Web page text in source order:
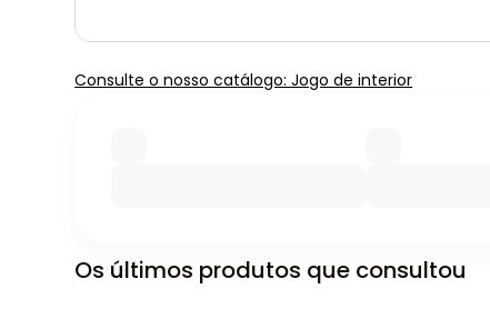
Consulte o nosso catálogo: Jogo de interior
Os últimos produtos que consultou